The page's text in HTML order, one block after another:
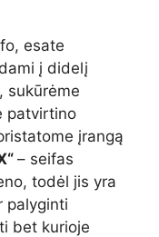
esate
į didelį
sukūrėme
patvirtino
įrangą
– seifas
todėl jis yra
palyginti
bet kurioje